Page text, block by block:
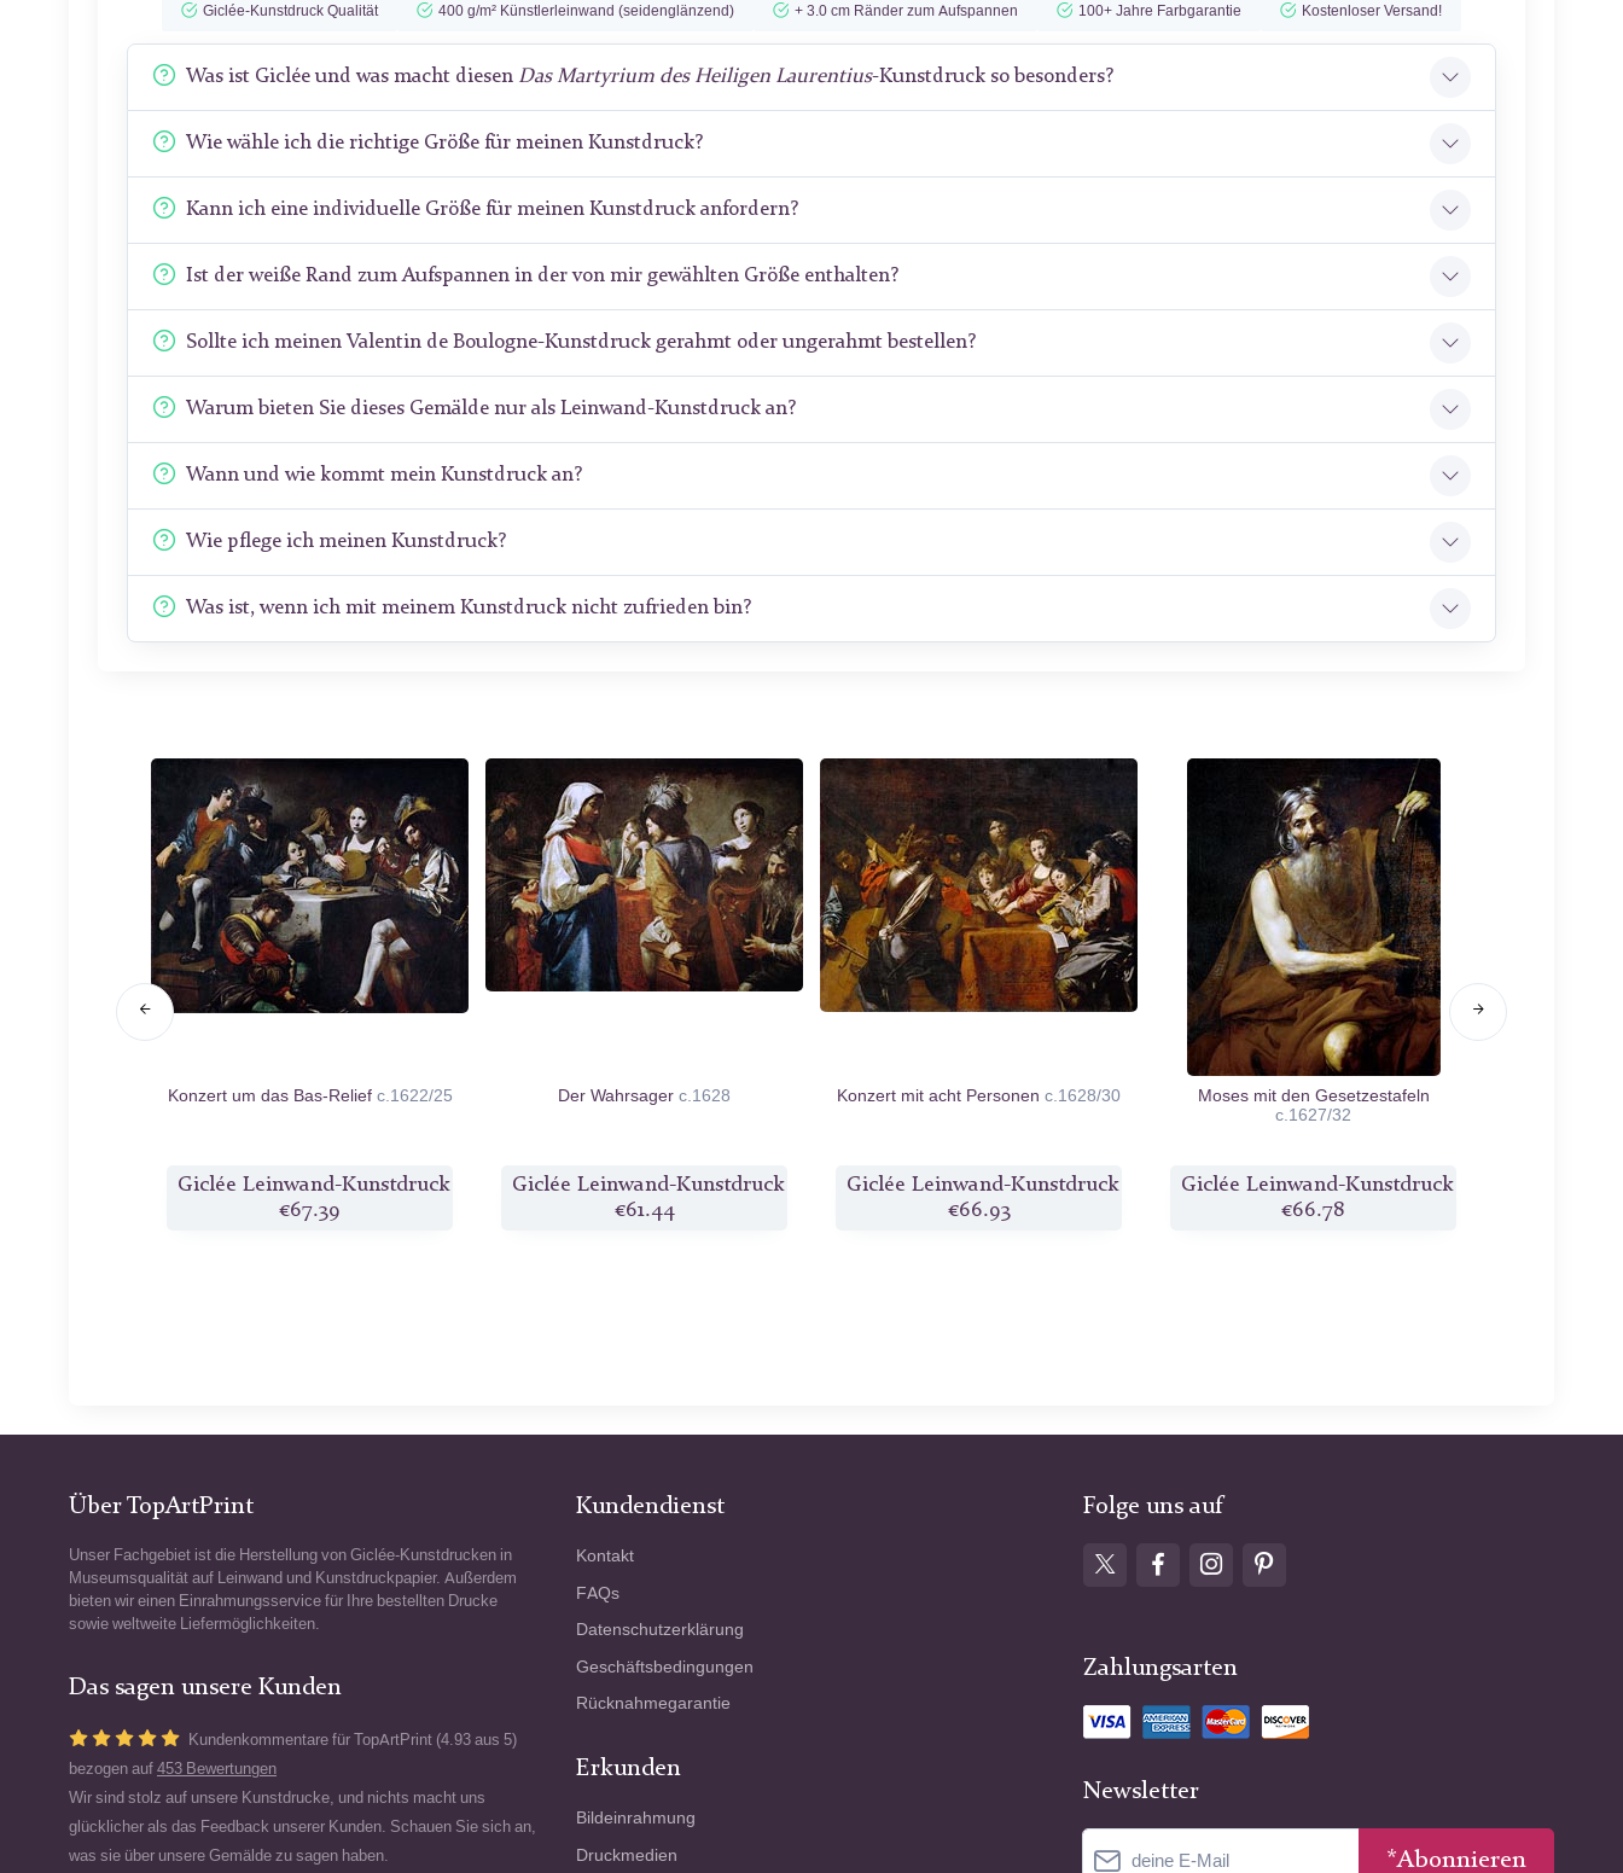
Giclée-Kunstdruck Qualität 400 g/m² Künstlerleinwand (seidenglänzend) + 3.0 cm Ränder zum Aufspannen 100+ Jahre Farbgarantie Kostenloser Versand!
Was ist Giclée und was macht diesen Das Martyrium des Heiligen Laurentius-Kunstdruck so besonders?
Wie wähle ich die richtige Größe für meinen Kunstdruck?
Kann ich eine individuelle Größe für meinen Kunstdruck anfordern?
Ist der weiße Rand zum Aufspannen in der von mir gewählten Größe enthalten?
Sollte ich meinen Valentin de Boulogne-Kunstdruck gerahmt oder ungerahmt bestellen?
Warum bieten Sie dieses Gemälde nur als Leinwand-Kunstdruck an?
Wann und wie kommt mein Kunstdruck an?
Wie pflege ich meinen Kunstdruck?
Was ist, wenn ich mit meinem Kunstdruck nicht zufrieden bin?
Konzert um das Bas-Relief c.1622/25
Giclée Leinwand-Kunstdruck
€67.39
Der Wahrsager c.1628
Giclée Leinwand-Kunstdruck
€61.44
Konzert mit acht Personen c.1628/30
Giclée Leinwand-Kunstdruck
€66.93
Moses mit den Gesetzestafeln
c.1627/32
Giclée Leinwand-Kunstdruck
€66.78
Über TopArtPrint
Unser Fachgebiet ist die Herstellung von Giclée-Kunstdrucken in
Museumsqualität auf Leinwand und Kunstdruckpapier. Außerdem
bieten wir einen Einrahmungsservice für Ihre bestellten Drucke
sowie weltweite Liefermöglichkeiten.
Das sagen unsere Kunden
Kundenkommentare für TopArtPrint (4.93 aus 5)
bezogen auf 453 Bewertungen
Wir sind stolz auf unsere Kunstdrucke, und nichts macht uns
glücklicher als das Feedback unserer Kunden. Schauen Sie sich an,
was sie über unsere Gemälde zu sagen haben.
Kundendienst
Kontakt
FAQs
Datenschutzerklärung
Geschäftsbedingungen
Rücknahmegarantie
Erkunden
Bildeinrahmung
Druckmedien
Folge uns auf
Zahlungsarten
Newsletter
*Abonnieren